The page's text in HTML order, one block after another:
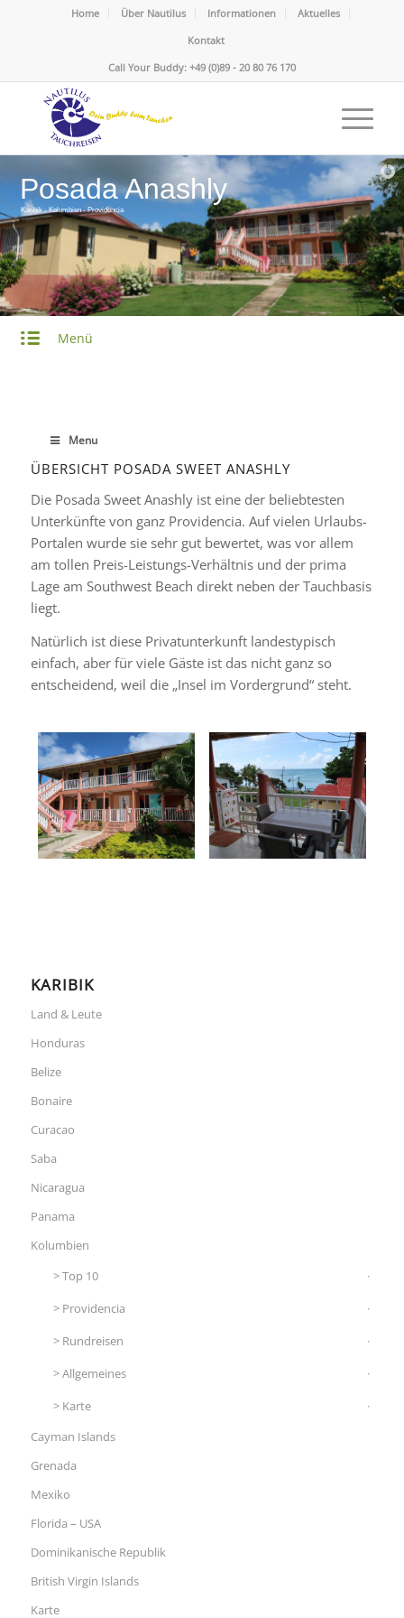
Home Über Nautilus Informationen
Aktuelles
Kontakt
Call Your Buddy: +49 (0)89 - 20 80 76 170
Posada Anashly
Karibik - Kolumbien - Providencia
Menü
Menu
ÜBERSICHT POSADA SWEET ANASHLY
Die Posada Sweet Anashly ist eine der beliebtesten
Unterkünfte von ganz Providencia. Auf vielen Urlaubs-
Portalen wurde sie sehr gut bewertet, was vor allem
am tollen Preis-Leistungs-Verhältnis und der prima
Lage am Southwest Beach direkt neben der Tauchbasis
liegt.
Natürlich ist diese Privatunterkunft landestypisch
einfach, aber für viele Gäste ist das nicht ganz so
entscheidend, weil die „Insel im Vordergrund“ steht.
KARIBIK
Land & Leute
Honduras
Belize
Bonaire
Curacao
Saba
Nicaragua
Panama
Kolumbien
Top 10
Providencia
Rundreisen
Allgemeines
Karte
Cayman Islands
Grenada
Mexiko
Florida – USA
Dominikanische Republik
British Virgin Islands
Karte